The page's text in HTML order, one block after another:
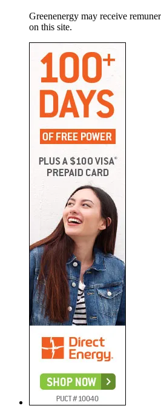
Greenenergy may receive
on this site.